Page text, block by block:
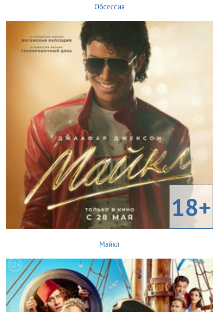
Обсессия
18+
Майкл